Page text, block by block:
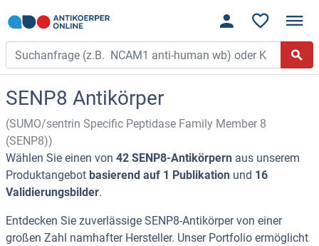
SENP8 Antikörper
(SUMO/sentrin Specific Peptidase Family Member 8
(SENP8))
Wählen Sie einen von 42 SENP8-Antikörpern aus unserem
Produktangebot basierend auf 1 Publikation und 16
Validierungsbilder.
Entdecken Sie zuverlässige SENP8-Antikörper von einer
großen Zahl namhafter Hersteller. Unser Portfolio ermöglicht